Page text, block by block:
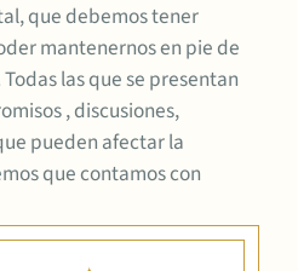
que debemos tener
mantenernos en pie de
las que se presentan
, discusiones,
pueden afectar la
que contamos con